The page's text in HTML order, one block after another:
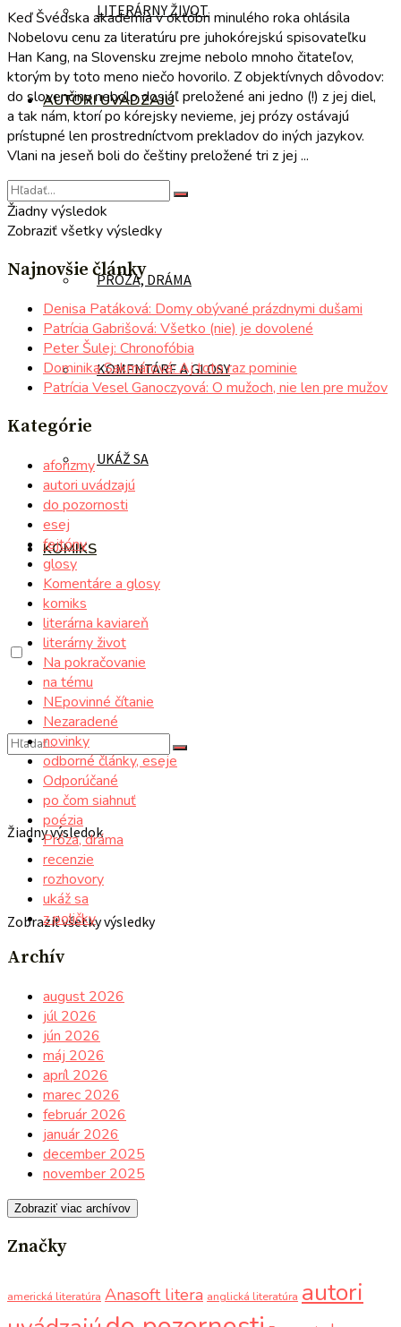
LITERÁRNY ŽIVOT
AUTORI UVÁDZAJÚ
PRÓZA, DRÁMA
KOMENTÁRE A GLOSY
UKÁŽ SA
KOMIKS
Žiadny výsledok
Zobraziť všetky výsledky
Keď Švédska akadémia v októbri minulého roka ohlásila
Nobelovu cenu za literatúru pre juhokórejskú spisovateľku
Han Kang, na Slovensku zrejme nebolo mnoho čitateľov,
ktorým by toto meno niečo hovorilo. Z objektívnych dôvodov:
do slovenčiny nebolo dosiaľ preložené ani jedno (!) z jej diel,
a tak nám, ktorí po kórejsky nevieme, jej prózy ostávajú
prístupné len prostredníctvom prekladov do iných jazykov.
Vlani na jeseň boli do češtiny preložené tri z jej ...
Žiadny výsledok
Zobraziť všetky výsledky
Najnovšie články
Denisa Patáková: Domy obývané prázdnymi dušami
Patrícia Gabrišová: Všetko (nie) je dovolené
Peter Šulej: Chronofóbia
Dominika Sakmárová: Aj toto raz pominie
Patrícia Vesel Ganoczyová: O mužoch, nie len pre mužov
Kategórie
aforizmy
autori uvádzajú
do pozornosti
esej
fejtóny
glosy
Komentáre a glosy
komiks
literárna kaviareň
literárny život
Na pokračovanie
na tému
NEpovinné čítanie
Nezaradené
novinky
odborné články, eseje
Odporúčané
po čom siahnuť
poézia
Próza, dráma
recenzie
rozhovory
ukáž sa
z poličky
Archív
august 2026
júl 2026
jún 2026
máj 2026
apríl 2026
marec 2026
február 2026
január 2026
december 2025
november 2025
Zobraziť viac archívov
Značky
americká literatúra Anasoft litera anglická literatúra autori